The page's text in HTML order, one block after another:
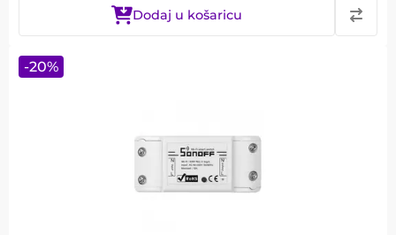
Dodaj u košaricu
-20%